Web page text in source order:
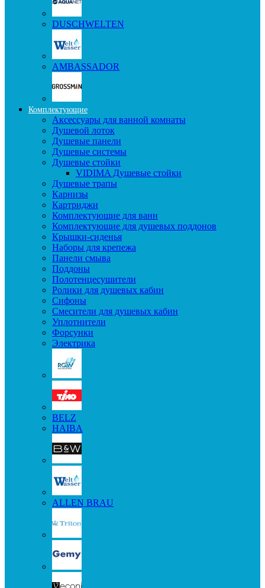
DUSCHWELTEN
AMBASSADOR
Комплектующие
Аксессуары для ванной комнаты
Душевой лоток
Душевые панели
Душевые системы
Душевые стойки
VIDIMA Душевые стойки
Душевые трапы
Карнизы
Картриджи
Комплектующие для ванн
Комплектующие для душевых поддонов
Крышки-сиденья
Наборы для крепежа
Панели смыва
Поддоны
Полотенцесушители
Ролики для душевых кабин
Сифоны
Смесители для душевых кабин
Уплотнители
Форсунки
Электрика
BELZ
HAIBA
ALLEN BRAU